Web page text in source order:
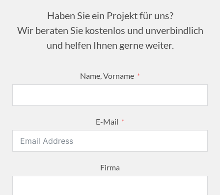
Haben Sie ein Projekt für uns?
Wir beraten Sie kostenlos und unverbindlich
und helfen Ihnen gerne weiter.
Name, Vorname
E-Mail
Firma